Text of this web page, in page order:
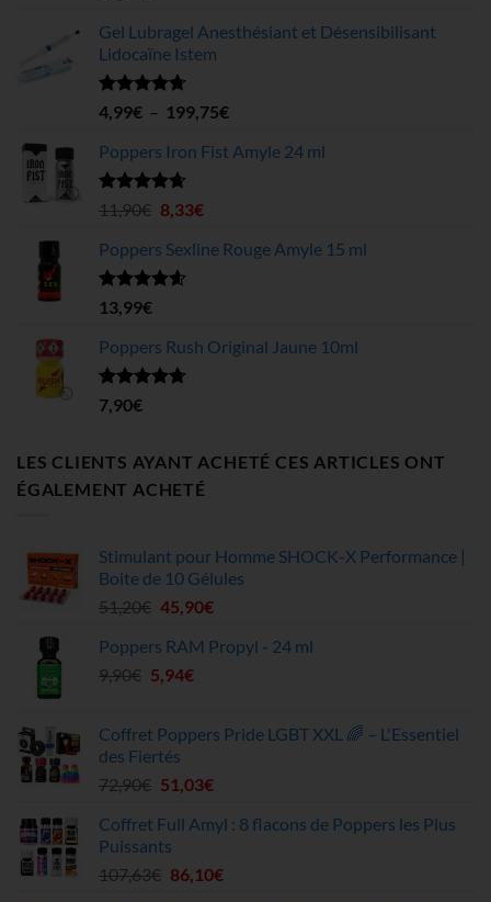
sur 5
Gel Lubragel Anesthésiant et Désensibilisant
Lidocaïne Istem
Note4.70
sur 5
4,99€ – 199,75€Plage
prix :
Poppers Iron Fist Amyle 24 ml
Note4.63
11,90€ Le
initial
était :
8,33€Le
actuel
Poppers Sexline Rouge Amyle 15 ml
Note4.58
sur 5
13,99€
Poppers Rush Original Jaune 10ml
Note4.67
sur 5
7,90€
LES CLIENTS AYANT ACHETÉ CES ARTICLES ONT
ÉGALEMENT ACHETÉ
Stimulant pour Homme SHOCK-X Performance |
Boite de 10 Gélules
51,20€ Le
initial
était :
45,90€Le
actuel
Poppers RAM Propyl - 24 ml
9,90€ Le
était :
9,90€.
5,94€Le
est :
Coffret Poppers Pride LGBT XXL 🌈 – L'Essentiel
des Fiertés
72,90€ Le
initial
était :
72,90€.
51,03€Le
actuel
51,03€.
Coffret Full Amyl : 8 flacons de Poppers les Plus
Puissants
107,63€ Le
86,10€Le